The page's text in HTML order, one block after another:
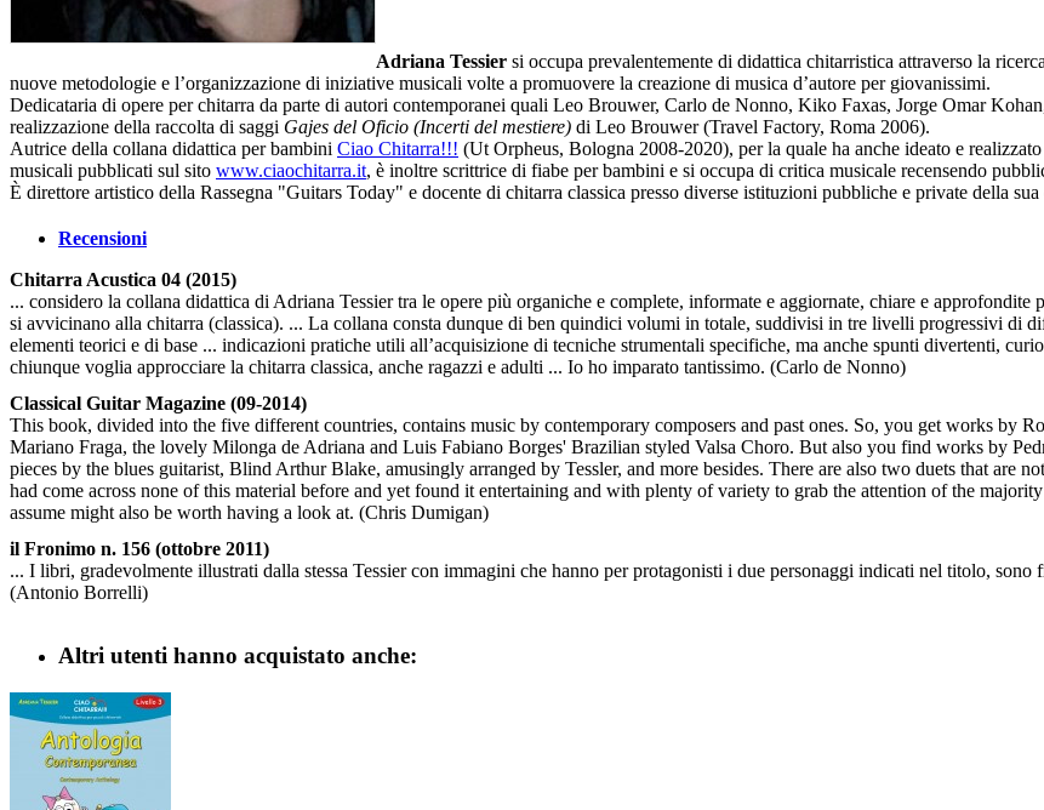
Adriana Tessier si occupa prevalentemente di didattica chitarristica attraverso la
nuove metodologie e l’organizzazione di iniziative musicali volte a promuovere la creazione di musica d’autore per giovanissimi.
Dedicataria di opere per chitarra da parte di autori contemporanei quali Leo Brouwer, Carlo de Nonno, Kiko Faxas, Jorge Omar
realizzazione della raccolta di saggi Gajes del Oficio (Incerti del mestiere) di Leo Brouwer (Travel Factory, Roma 2006).
Autrice della collana didattica per bambini Ciao Chitarra!!! (Ut Orpheus, Bologna 2008-2020), per la quale ha anche ideato e
musicali pubblicati sul sito www.ciaochitarra.it, è inoltre scrittrice di fiabe per bambini e si occupa di critica musicale recensendo
È direttore artistico della Rassegna "Guitars Today" e docente di chitarra classica presso diverse istituzioni pubbliche e private della sua
Recensioni
Chitarra Acustica 04 (2015)
... considero la collana didattica di Adriana Tessier tra le opere più organiche e complete, informate e aggiornate, chiare e approfondite
si avvicinano alla chitarra (classica). ... La collana consta dunque di ben quindici volumi in totale, suddivisi in tre livelli progressivi di
elementi teorici e di base ... indicazioni pratiche utili all’acquisizione di tecniche strumentali specifiche, ma anche spunti divertenti,
chiunque voglia approcciare la chitarra classica, anche ragazzi e adulti ... Io ho imparato tantissimo. (Carlo de Nonno)
Classical Guitar Magazine (09-2014)
This book, divided into the five different countries, contains music by contemporary composers and past ones. So, you get works by
Mariano Fraga, the lovely Milonga de Adriana and Luis Fabiano Borges' Brazilian styled Valsa Choro. But also you find works by
pieces by the blues guitarist, Blind Arthur Blake, amusingly arranged by Tessler, and more besides. There are also two duets that are
had come across none of this material before and yet found it entertaining and with plenty of variety to grab the attention of the
assume might also be worth having a look at. (Chris Dumigan)
il Fronimo n. 156 (ottobre 2011)
... I libri, gradevolmente illustrati dalla stessa Tessier con immagini che hanno per protagonisti i due personaggi indicati nel titolo,
(Antonio Borrelli)
Altri utenti hanno acquistato anche: